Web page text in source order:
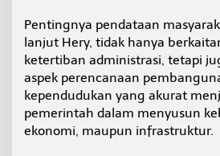
Pentingnya pendataan
lanjut Hery, tidak hanya
ketertiban administrasi, tetapi
aspek perencanaan
kependudukan yang akurat
pemerintah dalam menyusun
ekonomi, maupun infrastruktur.